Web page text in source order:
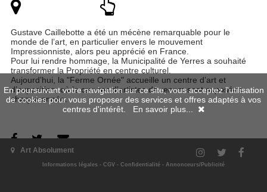
Gustave Caillebotte a été un mécène remarquable pour le
monde de l’art, en particulier envers le mouvement
Impressionniste, alors peu apprécié en France.
Pour lui rendre hommage, la Municipalité de Yerres a souhaité
transformer la Propriété en centre culturel.
Aujourd’hui, la "Ferme Ornée" accueille un centre d’art et
d’exposition, où le œuvres d’artistes de renom sont exposées
chaque année.
Art Absolument
Informations légales - CGV - Confidentialité - Annonceurs/Publicité
En poursuivant votre navigation sur ce site, vous acceptez l'utilisation
de cookies pour vous proposer des services et offres adaptés à vos
centres d'intérêt. En savoir plus...